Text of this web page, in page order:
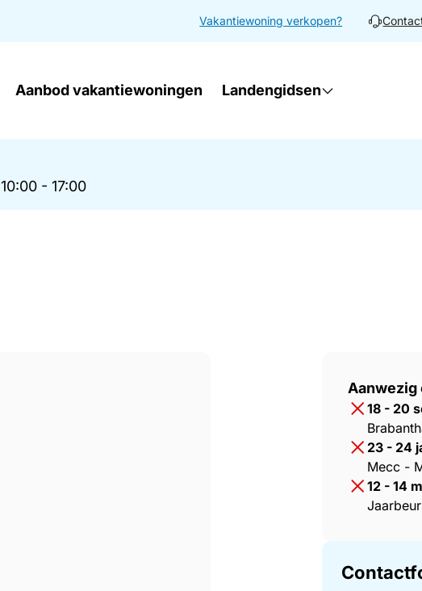
Vakantiewoning verkopen?
Aanbod vakantiewoningen Landengidsen
10:00 - 17:00
Aanwezig
18 - 20
23 - 24
Mecc -
12 - 14